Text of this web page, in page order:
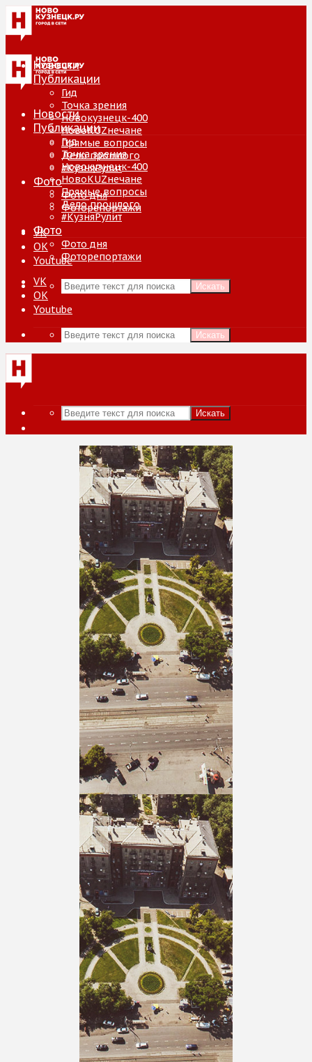
Новости
Публикации
Гид
Точка зрения
Новокузнецк-400
НовоKUZнечане
Прямые вопросы
Дело прошлого
#КузняРулит
Фото
Фото дня
Фоторепортажи
VK
ОК
Youtube
Искать
Новости
Публикации
Гид
Точка зрения
Новокузнецк-400
НовоKUZнечане
Прямые вопросы
Дело прошлого
#КузняРулит
Фото
Фото дня
Фоторепортажи
VK
ОК
Youtube
Искать
Искать